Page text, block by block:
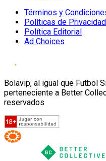
Términos y
Políticas de Privacidad
Política Editorial
Ad Choices
Bolavip, al igual que Futbol
perteneciente a Better
reservados